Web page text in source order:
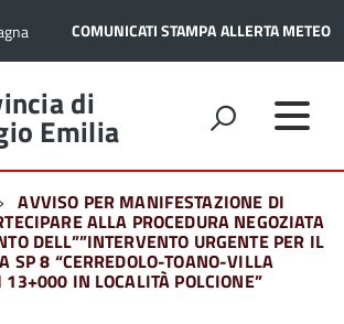
COMUNICATI STAMPAALLERTA METEO
di
Emilia
AVVISO PER MANIFESTAZIONE DI
ALLA PROCEDURA NEGOZIATA
DELL””INTERVENTO URGENTE PER IL
SP 8 “CERREDOLO-TOANO-VILLA
IN LOCALITÀ POLCIONE”